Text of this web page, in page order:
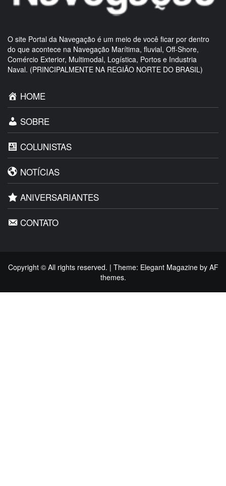
O site Portal da Navegação é um meio de você ficar por dentro
do que acontece na Navegação Marítima, fluvial, Off-Shore,
Comércio Exterior, Multimodal, Logística, Portos e Industria
Naval. (PRINCIPALMENTE NA REGIÃO NORTE DO BRASIL)
HOME
SOBRE
COLUNISTAS
NOTÍCIAS
ANIVERSARIANTES
CONTATO
Copyright © All rights reserved. | Theme: Elegant Magazineby AF
themes.